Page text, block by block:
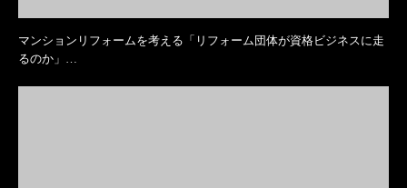
マンションリフォームを考える「リフォーム団体が資格ビジネスに走
るのか」…